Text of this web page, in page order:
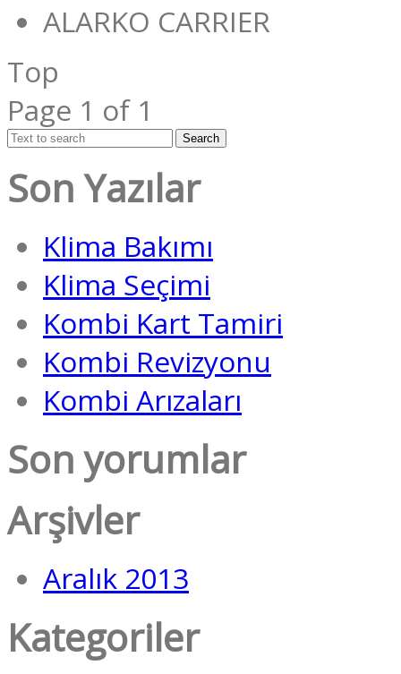
ALARKO CARRIER
Top
Page 1 of 1
Search
Son Yazılar
Klima Bakımı
Klima Seçimi
Kombi Kart Tamiri
Kombi Revizyonu
Kombi Arızaları
Son yorumlar
Arşivler
Aralık 2013
Kategoriler